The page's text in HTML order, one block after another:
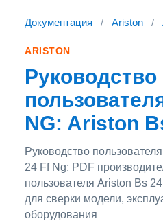
Документация / Ariston /
ARISTON
Руководство
NG: Ariston
Руководство
24 Ff Ng: PDF
пользователя Ariston Bs
для сверки модели,
оборудования